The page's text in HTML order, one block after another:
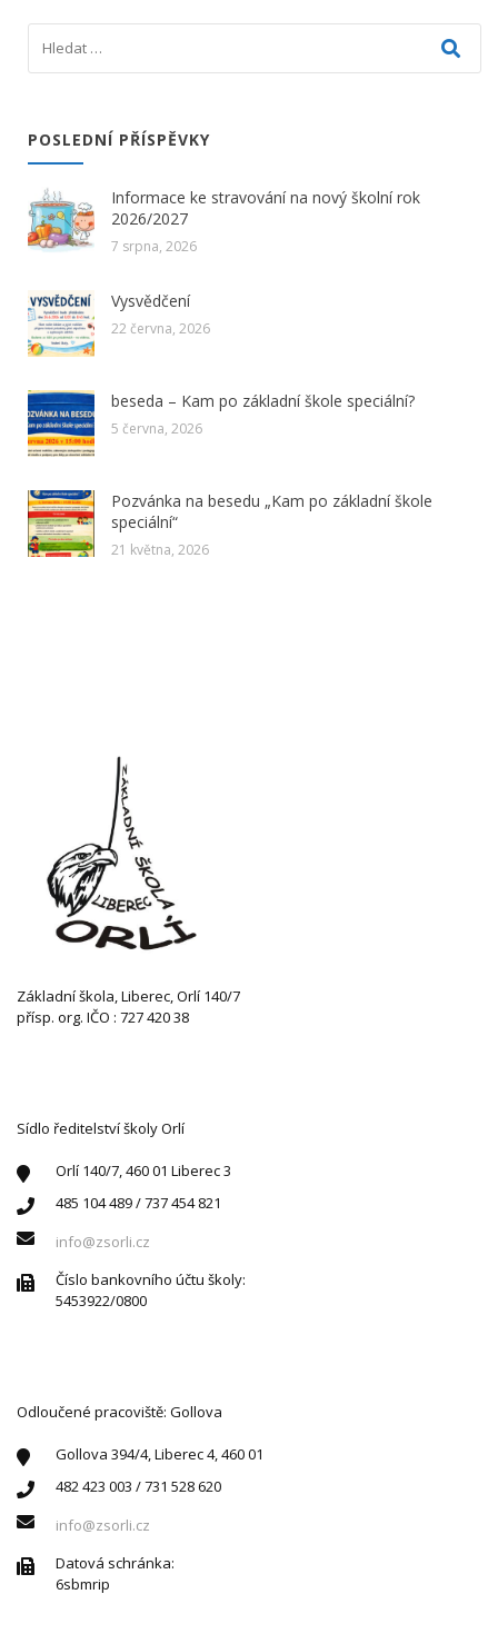
POSLEDNÍ PŘÍSPĚVKY
Informace ke stravování na nový školní rok
2026/2027
7 srpna, 2026
Vysvědčení
22 června, 2026
beseda – Kam po základní škole speciální?
5 června, 2026
Pozvánka na besedu „Kam po základní škole
speciální“
21 května, 2026
Základní škola, Liberec, Orlí 140/7
přísp. org. IČO : 727 420 38
Sídlo ředitelství školy Orlí
Orlí 140/7, 460 01 Liberec 3
485 104 489 / 737 454 821
info@zsorli.cz
Číslo bankovního účtu školy:
5453922/0800
Odloučené pracoviště: Gollova
Gollova 394/4, Liberec 4, 460 01
482 423 003 / 731 528 620
info@zsorli.cz
Datová schránka:
6sbmrip